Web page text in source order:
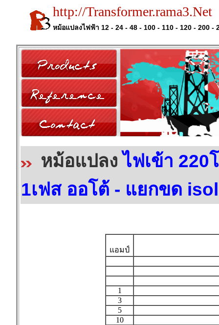
http://Transformer.rama3.Net
หม้อแปลงไฟฟ้า 12 - 24 - 48 - 100 - 110 - 120 - 200
หม้อแปลงไฟเข้า 220
1เฟส ออโต้ - แยกขด
แอมป์
1
3
5
10